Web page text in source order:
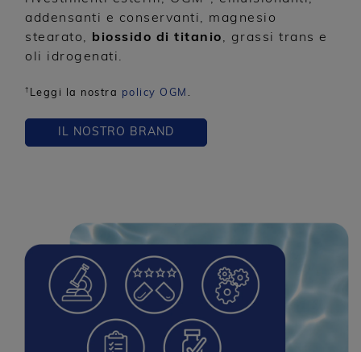
addensanti e conservanti, magnesio
stearato,
biossido di titanio, grassi trans e
oli idrogenati.
† Leggi la nostra policy OGM .
IL NOSTRO BRAND